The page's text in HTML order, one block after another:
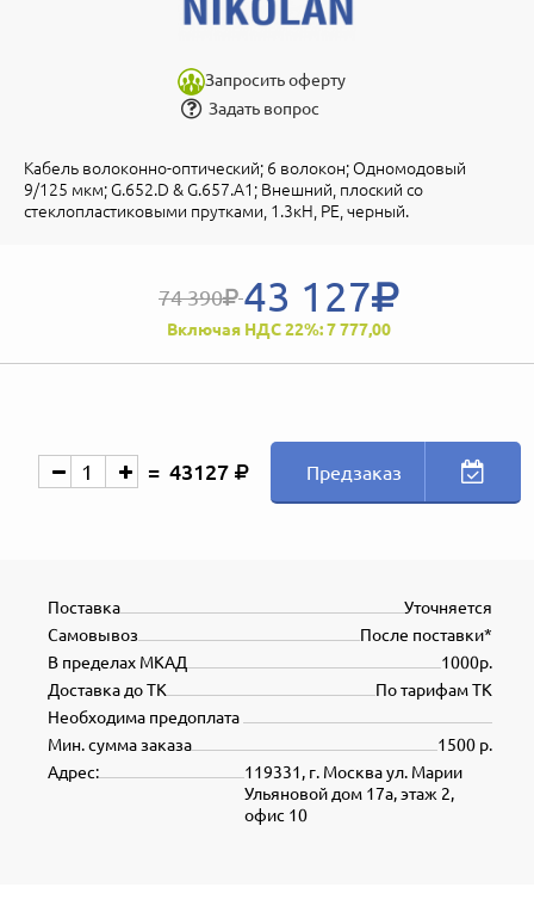
Запросить оферту
Задать вопрос
Кабель волоконно-оптический; 6 волокон; Одномодовый
9/125 мкм; G.652.D & G.657.A1; Внешний, плоский со
стеклопластиковыми прутками, 1.3кН, PE, черный.
74 390 43 127
Включая НДС 22%: 7 777,00
43127 Предзаказ
Уточняется
Поставка
После поставки*
Самовывоз
1000р.
В пределах МКАД
По тарифам ТК
Доставка до ТК
Необходима предоплата
1500 р.
Мин. сумма заказа
119331, г. Москва ул. Марии
Ульяновой дом 17а, этаж 2,
офис 10
Адрес: